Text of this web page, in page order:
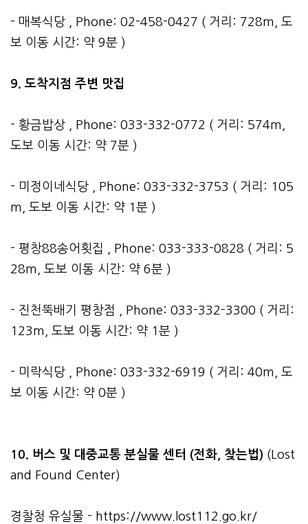
- 매복식당 , Phone: 02-458-0427 ( 거리: 728m, 도
보 이동 시간: 약 9분 )
9. 도착지점 주변 맛집
- 황금밥상 , Phone: 033-332-0772 ( 거리: 574m,
도보 이동 시간: 약 7분 )
- 미정이네식당 , Phone: 033-332-3753 ( 거리: 105
m, 도보 이동 시간: 약 1분 )
- 평창88송어횟집 , Phone: 033-333-0828 ( 거리: 5
28m, 도보 이동 시간: 약 6분 )
- 진천뚝배기 평창점 , Phone: 033-332-3300 ( 거리:
123m, 도보 이동 시간: 약 1분 )
- 미락식당 , Phone: 033-332-6919 ( 거리: 40m, 도
보 이동 시간: 약 0분 )
10. 버스 및 대중교통 분실물 센터 (전화, 찾는법) (Lost
and Found Center)
경찰청 유실물 - https://www.lost112.go.kr/